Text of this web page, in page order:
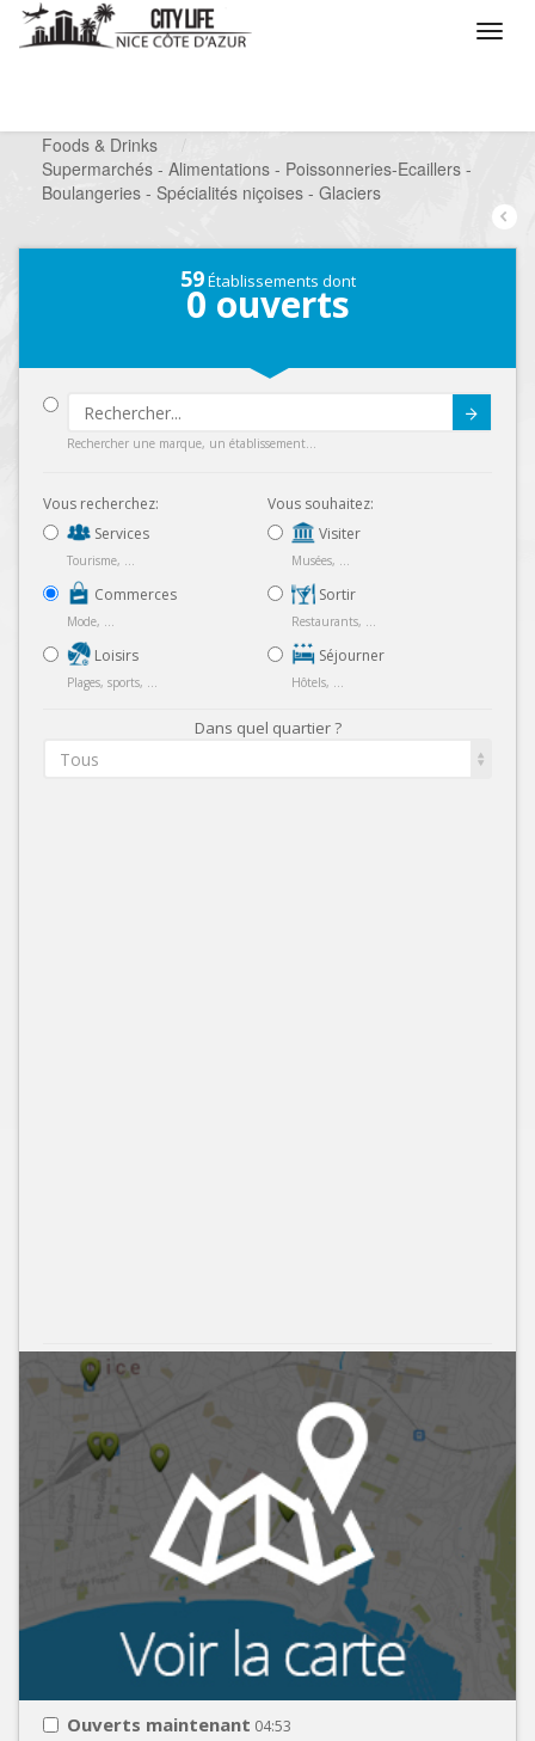
Foods & Drinks
/
Supermarchés - Alimentations - Poissonneries-Ecaillers -
Boulangeries - Spécialités niçoises - Glaciers
59Établissements dont
0 ouverts
Rechercher une marque, un établissement...
Vous recherchez:
Services
Tourisme, ...
Commerces
Mode, ...
Loisirs
Plages, sports, ...
Vous souhaitez:
Visiter
Musées, ...
Sortir
Restaurants, ...
Séjourner
Hôtels, ...
Dans quel quartier ?
Tous
Ouverts maintenant 04:53